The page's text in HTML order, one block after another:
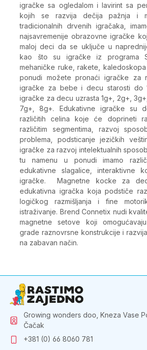
igračke sa ogledalom i lavirint sa
kojih se razvija dečija pažnja i
tradicionalnih drvenih igračaka,
najsavremenije obrazovne igračke
maloj deci da se uključe u
kao što su igračke iz programa
mehaničke ruke, rakete,
ponudi možete pronaći igračke za
igračke za bebe i decu starosti do
igračke za decu uzrasta 1g+, 2g+,
7g+, 8g+. Edukativne igračke su
različitih celina koje će doprineti
različitim segmentima, razvoj
problema, podsticanje jezičkih
igračke za razvoj intelektualnih
tu namenu u ponudi imamo
edukativne slagalice, interaktivne
igračke. Magnetne kocke za
edukativna igračka koja podstiče
logičkog razmišljanja i fine
istraživanje. Brend Connetix nudi
magnetne setove koji
grade raznovrsne konstrukcije i
na zabavan način.
Growing wonders doo, Kneza Vase
Čačak
+381 (0) 66 8060 781